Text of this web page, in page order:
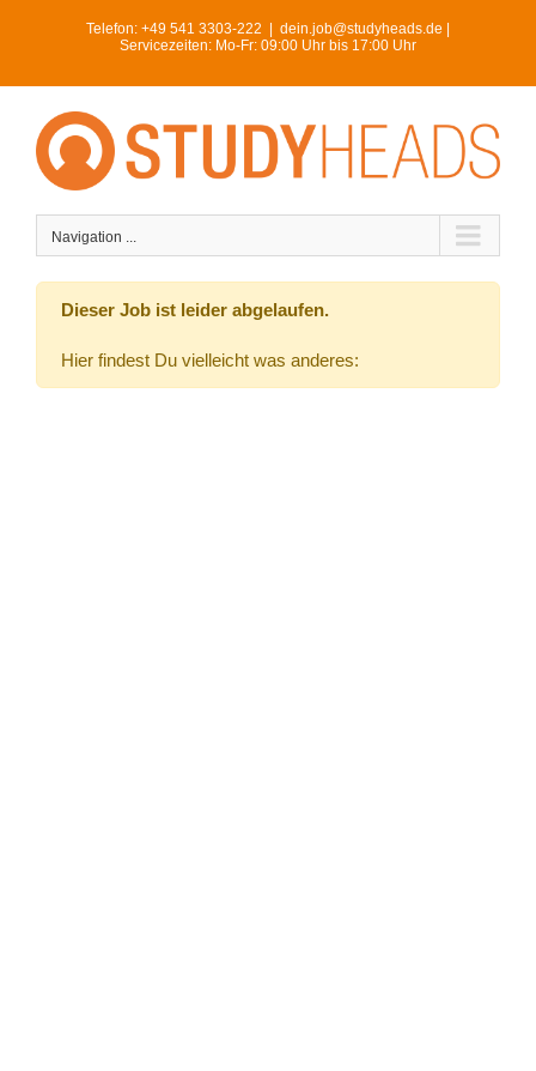
Telefon: +49 541 3303-222
dein.job@studyheads.de |
Servicezeiten: Mo-Fr: 09:00 Uhr bis 17:00 Uhr
Navigation ...
Dieser Job ist leider abgelaufen.
Hier findest Du vielleicht was anderes: